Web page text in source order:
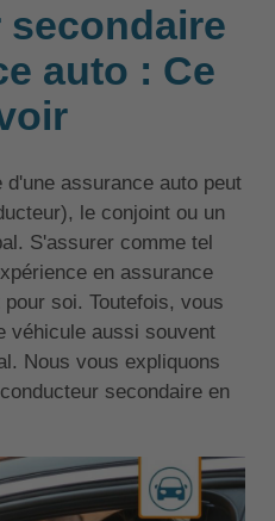
auto : Ce
assurance auto peut
le conjoint ou un
S'assurer comme tel
en assurance
soi. Toutefois, vous
véhicule aussi souvent
Nous vous expliquons
secondaire en